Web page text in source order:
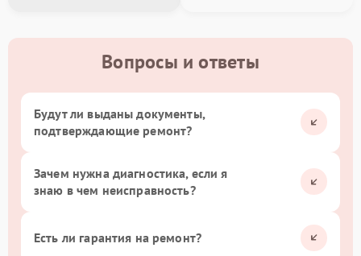
Вопросы и ответы
Будут ли выданы документы,
подтверждающие ремонт?
Зачем нужна диагностика, если я
знаю в чем неисправность?
Есть ли гарантия на ремонт?